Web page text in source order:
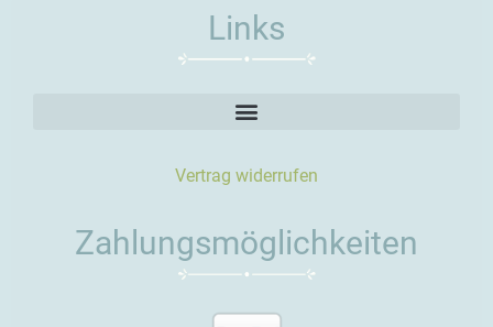
Links
Vertrag widerrufen
Zahlungsmöglichkeiten